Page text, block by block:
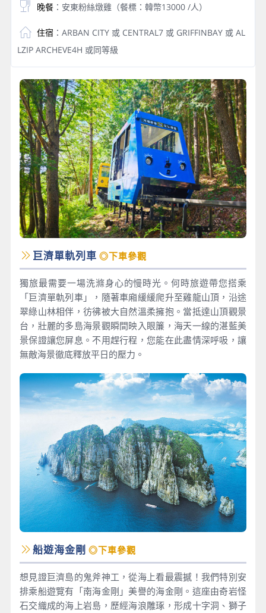
晚餐：安東粉絲燉雞（餐標：韓幣13000 /人）
住宿 ：ARBAN CITY 或 CENTRAL7 或 GRIFFINBAY 或 AL
LZIP ARCHEVE4H 或同等級
巨濟單軌列車 ◎下車參觀
獨旅最需要一場洗滌身心的慢時光。何時旅遊帶您搭乘
「巨濟單軌列車」，隨著車廂緩緩爬升至雞龍山頂，沿途
翠綠山林相伴，彷彿被大自然溫柔擁抱。當抵達山頂觀景
台，壯麗的多島海景觀瞬間映入眼簾，海天一線的湛藍美
景保證讓您屏息。不用趕行程，您能在此盡情深呼吸，讓
無敵海景徹底釋放平日的壓力。
船遊海金剛 ◎下車參觀
想見證巨濟島的鬼斧神工，從海上看最震撼！我們特別安
排乘船遊覽有「南海金剛」美譽的海金剛。這座由奇岩怪
石交織成的海上岩島，歷經海浪雕琢，形成十字洞、獅子